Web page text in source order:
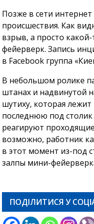
Позже в сети
происшествия. Как
взрыв, а просто
фейерверк. Запись
в Facebook группа
В небольшом ролике
штанах и надвинутой
шутиху, которая
последнюю под
реагируют
возможно, работник
в этот момент из-под
залпы мини-
ПОДІЛИТИСЯ У